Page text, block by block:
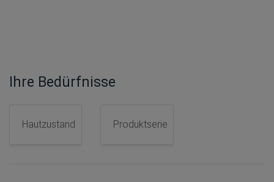
Ihre Bedürfnisse
Hautzustand Produktserie